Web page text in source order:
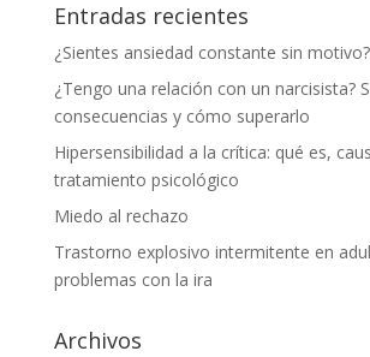
Entradas recientes
¿Sientes ansiedad constante sin motivo?
¿Tengo una relación con un narcisista?
consecuencias y cómo superarlo
Hipersensibilidad a la crítica: qué es,
tratamiento psicológico
Miedo al rechazo
Trastorno explosivo intermitente en
problemas con la ira
Archivos